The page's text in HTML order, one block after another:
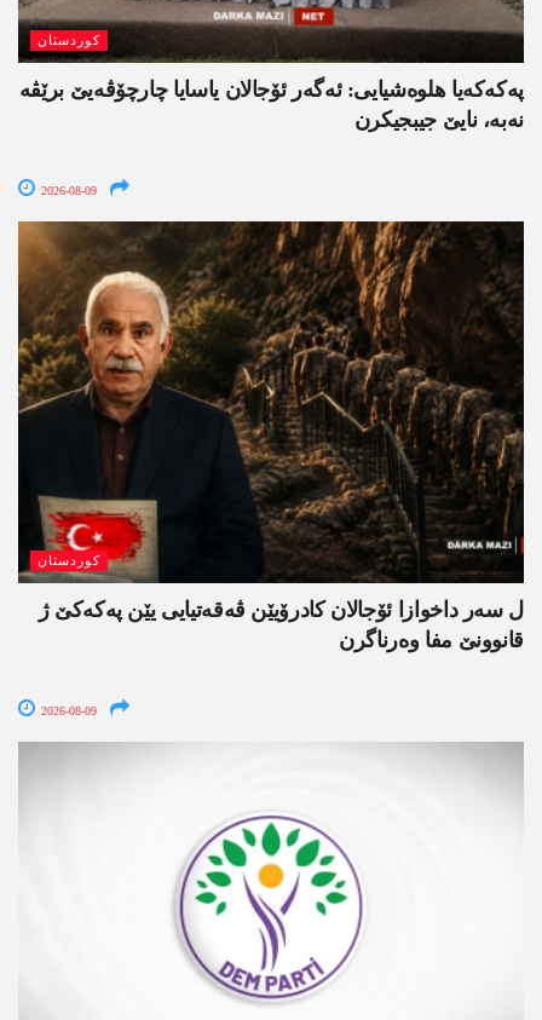
کوردستان
په‌كه‌كه‌یا هلوه‌شیایی: ئەگەر ئۆجالان یاسایا چارچۆڤەیێ برێڤە
نه‌به‌، نایێ جیبجیکرن
2026-08-09
کوردستان
ل سەر داخوازا ئۆجالان کادرۆیێن ڤەقەتیایی یێن پەکەکێ ژ
قانوونێ مفا وەرناگرن
2026-08-09